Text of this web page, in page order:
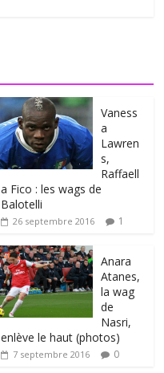
Vaness
a
Lawren
s,
Raffaell
a Fico : les wags de
Balotelli
26 septembre 2016 1
Anara
Atanes,
la wag
de
Nasri,
enlève le haut (photos)
7 septembre 2016 0